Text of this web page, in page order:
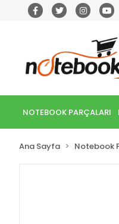
NOTEBOOK PARÇALARI
Ana Sayfa Notebook